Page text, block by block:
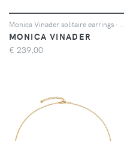
MONICA VINADER
€ 239,00